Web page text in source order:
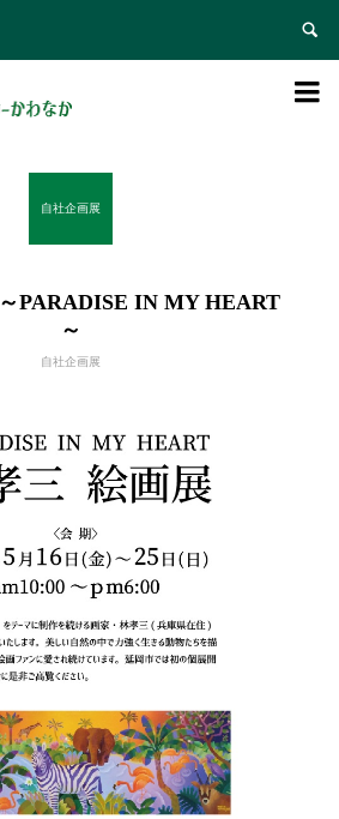


自社企画展
PARADISE IN MY HEART
～
自社企画展